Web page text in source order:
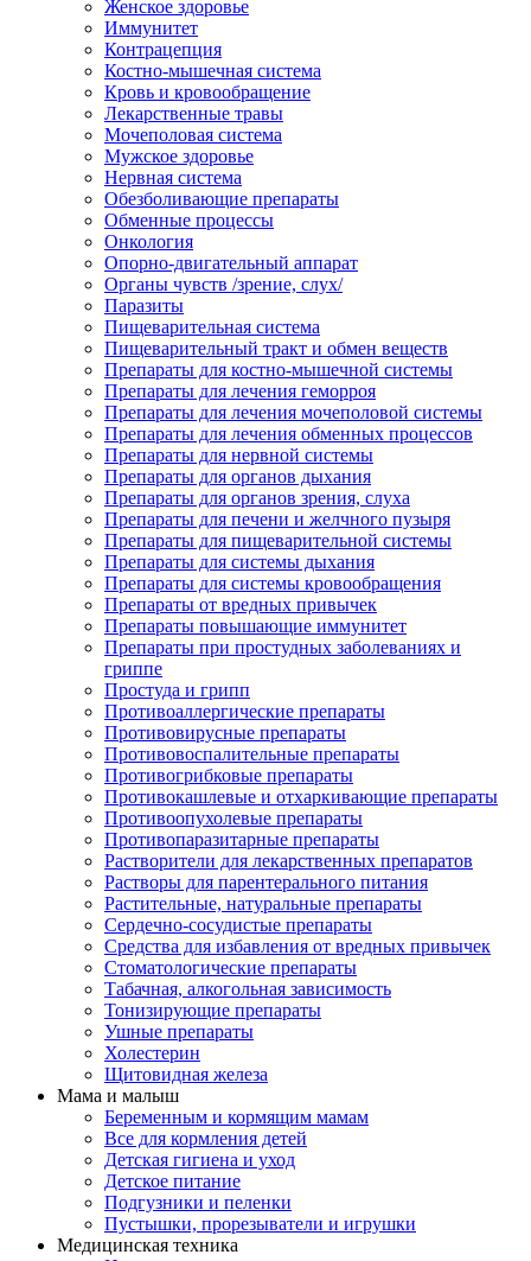
Женское здоровье
Иммунитет
Контрацепция
Костно-мышечная система
Кровь и кровообращение
Лекарственные травы
Мочеполовая система
Мужское здоровье
Нервная система
Обезболивающие препараты
Обменные процессы
Онкология
Опорно-двигательный аппарат
Органы чувств /зрение, слух/
Паразиты
Пищеварительная система
Пищеварительный тракт и обмен веществ
Препараты для костно-мышечной системы
Препараты для лечения геморроя
Препараты для лечения мочеполовой системы
Препараты для лечения обменных процессов
Препараты для нервной системы
Препараты для органов дыхания
Препараты для органов зрения, слуха
Препараты для печени и желчного пузыря
Препараты для пищеварительной системы
Препараты для системы дыхания
Препараты для системы кровообращения
Препараты от вредных привычек
Препараты повышающие иммунитет
Препараты при простудных заболеваниях и
гриппе
Простуда и грипп
Противоаллергические препараты
Противовирусные препараты
Противовоспалительные препараты
Противогрибковые препараты
Противокашлевые и отхаркивающие препараты
Противоопухолевые препараты
Противопаразитарные препараты
Растворители для лекарственных препаратов
Растворы для парентерального питания
Растительные, натуральные препараты
Сердечно-сосудистые препараты
Средства для избавления от вредных привычек
Стоматологические препараты
Табачная, алкогольная зависимость
Тонизирующие препараты
Ушные препараты
Холестерин
Щитовидная железа
Мама и малыш
Беременным и кормящим мамам
Все для кормления детей
Детская гигиена и уход
Детское питание
Подгузники и пеленки
Пустышки, прорезыватели и игрушки
Медицинская техника